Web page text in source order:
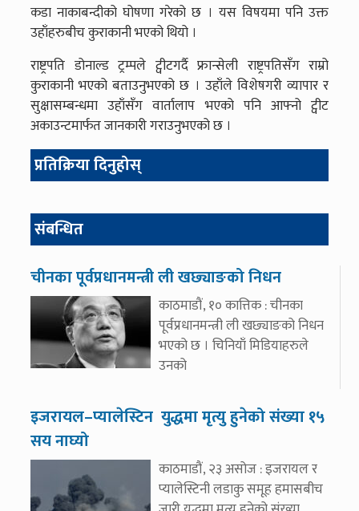
कडा नाकाबन्दीको घोषणा गरेको छ । यस विषयमा पनि उक्त
उहाँहरुबीच कुराकानी भएको थियो ।
राष्ट्रपति डोनाल्ड ट्रम्पले ट्वीटगर्दै फ्रान्सेली राष्ट्रपतिसँग राम्रो
कुराकानी भएको बताउनुभएको छ । उहाँले विशेषगरी व्यापार र
सुक्षासम्बन्धमा उहाँसँग वार्तालाप भएको पनि आफ्नो ट्वीट
अकाउन्टमार्फत जानकारी गराउनुभएको छ ।
प्रतिक्रिया दिनुहोस्
संबन्धित
चीनका पूर्वप्रधानमन्त्री ली खछ्याङको निधन
काठमाडौं, १० कात्तिक : चीनका
पूर्वप्रधानमन्त्री ली खछ्याङको निधन
भएको छ । चिनियाँ मिडियाहरुले
उनको
इजरायल–प्यालेस्टिन युद्धमा मृत्यु हुनेको संख्या १५
सय नाघ्यो
काठमाडौं, २३ असोज : इजरायल र
प्यालेस्टिनी लडाकु समूह हमासबीच